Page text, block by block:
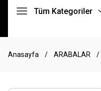
Tüm Kategoriler
Anasayfa ARABALAR